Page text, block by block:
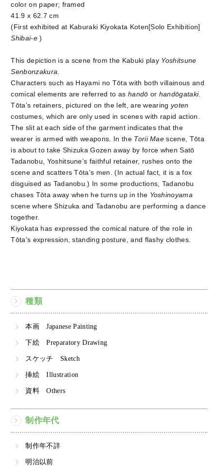
color on paper; framed
41.9 x 62.7 cm
(First exhibited at Kaburaki Kiyokata Koten[Solo Exhibition]
Shibai-e)
This depiction is a scene from the Kabuki play Yoshitsune
Senbonzakura.
Characters such as Hayami no Tōta with both villainous and
comical elements are referred to as handō or handōgataki.
Tōta’s retainers, pictured on the left, are wearingyoten
costumes, which are only used in scenes with rapid action.
The slit at each side of the garment indicates that the
wearer is armed with weapons. In the Torii Mae scene, Tōta
is about to take Shizuka Gozen away by force when Satō
Tadanobu, Yoshitsune’s faithful retainer, rushes onto the
scene and scatters Tōta’s men. (In actual fact, it is a fox
disguised as Tadanobu.) In some productions, Tadanobu
chases Tōta away when he turns up in the Yoshinoyama
scene where Shizuka and Tadanobu are performing a dance
together.
Kiyokata has expressed the comical nature of the role in
Tōta’s expression, standing posture, and flashy clothes.
種類
本画 Japanese Painting
下絵 Preparatory Drawing
スケッチ Sketch
挿絵 Illustration
資料 Others
制作年代
制作年不詳
明治以前